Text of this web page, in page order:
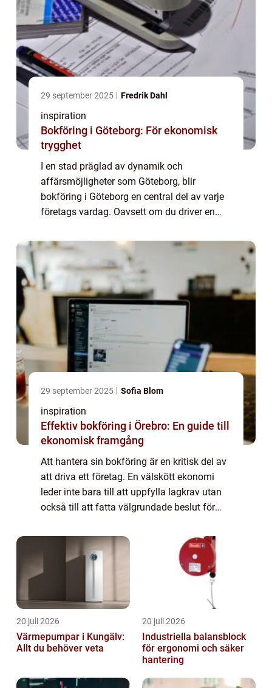
29 september 2025 Fredrik Dahl
inspiration
Bokföring i Göteborg: För ekonomisk
trygghet
I en stad präglad av dynamik och
affärsmöjligheter som Göteborg, blir
bokföring i Göteborg en central del av varje
företags vardag. Oavsett om du driver en
föret...
29 september 2025 Sofia Blom
inspiration
Effektiv bokföring i Örebro: En guide till
ekonomisk framgång
Att hantera sin bokföring är en kritisk del av
att driva ett företag. En välskött ekonomi
leder inte bara till att uppfylla lagkrav utan
också till att fatta välgrundade beslut för
20 juli 2026
Värmepumpar i Kungälv:
Allt du behöver veta
20 juli 2026
Industriella balansblock
för ergonomi och säker
hantering